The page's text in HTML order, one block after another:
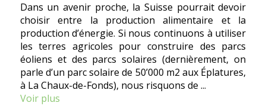
Dans un avenir proche, la Suisse pourrait devoir
choisir entre la production alimentaire et la
production d’énergie. Si nous continuons à utiliser
les terres agricoles pour construire des parcs
éoliens et des parcs solaires (dernièrement, on
parle d’un parc solaire de 50’000 m2 aux Éplatures,
à La Chaux-de-Fonds), nous risquons de ...
Voir plus